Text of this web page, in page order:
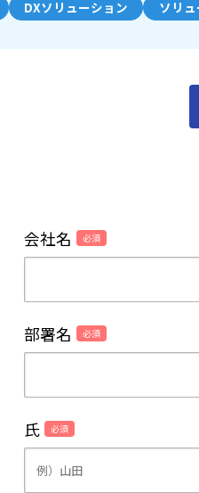
DXソリューション ソリ
会社名 必須
部署名 必須
氏 必須